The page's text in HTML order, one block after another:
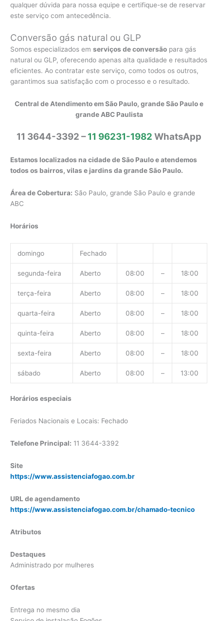
qualquer dúvida para nossa equipe e certifique-se de reservar
este serviço com antecedência.
Conversão gás natural ou GLP
Somos especializados emserviços de conversão para gás
natural ou GLP, oferecendo apenas alta qualidade e resultados
eficientes. Ao contratar este serviço, como todos os outros,
garantimos sua satisfação com o processo e o resultado.
Central de Atendimento em São Paulo, grande São Paulo e
grande ABC Paulista
11 3644-3392 –11 96231-1982 WhatsApp
Estamos localizados na cidade de São Paulo e atendemos
todos os bairros, vilas e jardins da grande São Paulo.
Área de Cobertura: São Paulo, grande São Paulo e grande
ABC
Horários
domingo Fechado
segunda-feira Aberto 08:00 – 18:00
terça-feira Aberto 08:00 – 18:00
quarta-feira Aberto 08:00 – 18:00
quinta-feira Aberto 08:00 – 18:00
sexta-feira Aberto 08:00 – 18:00
sábado Aberto 08:00 – 13:00
Horários especiais
Feriados Nacionais e Locais: Fechado
Telefone Principal: 11 3644-3392
Site
https://www.assistenciafogao.com.br
URL de agendamento
https://www.assistenciafogao.com.br/chamado-tecnico
Atributos
Destaques
Administrado por mulheres
Ofertas
Entrega no mesmo dia